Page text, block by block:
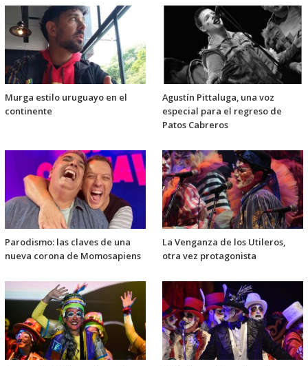
Murga estilo uruguayo en el
continente
Agustín Pittaluga, una voz
especial para el regreso de
Patos Cabreros
Parodismo: las claves de una
nueva corona de Momosapiens
La Venganza de los Utileros,
otra vez protagonista